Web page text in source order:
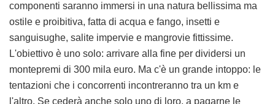
componenti saranno immersi in una natura bellissima ma
ostile e proibitiva, fatta di acqua e fango, insetti e
sanguisughe, salite impervie e mangrovie fittissime.
L'obiettivo è uno solo: arrivare alla fine per dividersi un
montepremi di 300 mila euro. Ma c'è un grande intoppo: le
tentazioni che i concorrenti incontreranno tra un km e
l'altro. Se cederà anche solo uno di loro, a pagarne le